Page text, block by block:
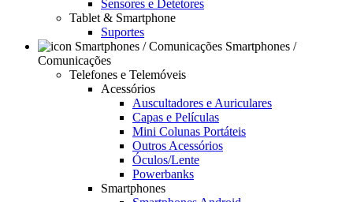
Sensores e Detetores
Tablet & Smartphone
Suportes
Smartphones /
Comunicações
Telefones e Telemóveis
Acessórios
Auscultadores e Auriculares
Capas e Películas
Mini Colunas Portáteis
Outros Acessórios
Óculos/Lente
Powerbanks
Smartphones